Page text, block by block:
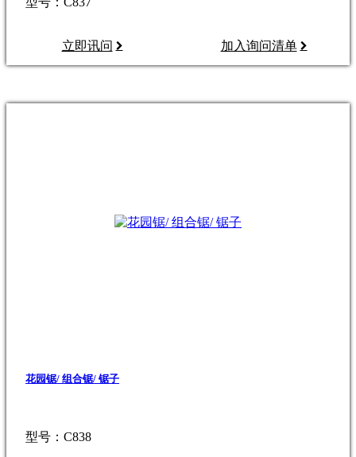
立即讯问 加入询问清单
花园锯/ 组合锯/ 锯子
型号：C838